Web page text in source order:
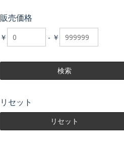
販売価格
￥ - ￥
リセット